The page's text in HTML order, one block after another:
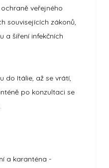
veřejného
souvisejících zákonů,
a šíření infekčních
do Itálie, až se vrátí,
po konzultaci se
a karanténa -